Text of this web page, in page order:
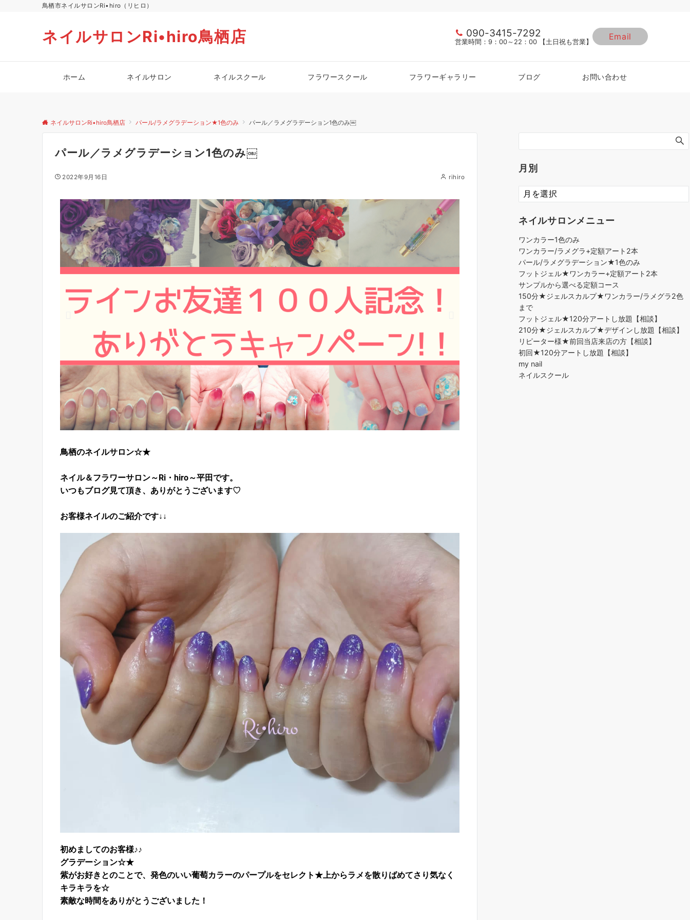
鳥栖市ネイルサロンRi•hiro（リヒロ）
ネイルサロンRi•hiro鳥栖店 090-3415-7292
営業時間：9：00～22：00 【土日祝も営業】
Email
ホーム ネイルサロン ネイルスクール フラワースクール フラワーギャラリー ブログ お問い合わせ
ネイルサロンRi•hiro鳥栖店 パール/ラメグラデーション★1色のみ パール／ラメグラデーション1色のみ￼
パール／ラメグラデーション1色のみ￼
2022年9月16日 rihiro
鳥栖のネイルサロン☆★
ネイル＆フラワーサロン～Ri・hiro～平田です。
いつもブログ見て頂き、ありがとうございます♡
お客様ネイルのご紹介です↓↓
初めましてのお客様♪♪
グラデーション☆★
紫がお好きとのことで、発色のいい葡萄カラーのパープルをセレクト★上からラメを散りばめてさり気なく
キラキラを☆
素敵な時間をありがとうございました！
月別
ネイルサロンメニュー
ワンカラー1色のみ
ワンカラー/ラメグラ+定額アート2本
パール/ラメグラデーション★1色のみ
フットジェル★ワンカラー+定額アート2本
サンプルから選べる定額コース
150分★ジェルスカルプ★ワンカラー/ラメグラ2色
まで
フットジェル★120分アートし放題【相談】
210分★ジェルスカルプ★デザインし放題【相談】
リピーター様★前回当店来店の方【相談】
初回★120分アートし放題【相談】
my nail
ネイルスクール